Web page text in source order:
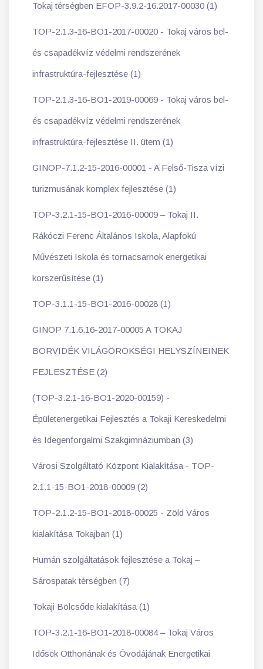
Tokaj térségben EFOP-3.9.2-16.2017-00030 (1)
TOP-2.1.3-16-BO1-2017-00020 - Tokaj város bel-
és csapadékvíz védelmi rendszerének
infrastruktúra-fejlesztése (1)
TOP-2.1.3-16-BO1-2019-00069 - Tokaj város bel-
és csapadékvíz védelmi rendszerének
infrastruktúra-fejlesztése II. ütem (1)
GINOP-7.1.2-15-2016-00001 - A Felső-Tisza vízi
turizmusának komplex fejlesztése (1)
TOP-3.2.1-15-BO1-2016-00009 – Tokaj II.
Rákóczi Ferenc Általános Iskola, Alapfokú
Művészeti Iskola és tornacsarnok energetikai
korszerűsítése (1)
TOP-3.1.1-15-BO1-2016-00028 (1)
GINOP 7.1.6.16-2017-00005 A TOKAJ
BORVIDÉK VILÁGÖRÖKSÉGI HELYSZÍNEINEK
FEJLESZTÉSE (2)
(TOP-3.2.1-16-BO1-2020-00159) -
Épületenergetikai Fejlesztés a Tokaji Kereskedelmi
és Idegenforgalmi Szakgimnáziumban (3)
Városi Szolgáltató Központ Kialakítása - TOP-
2.1.1-15-BO1-2018-00009 (2)
TOP-2.1.2-15-BO1-2018-00025 - Zöld Város
kialakítása Tokajban (1)
Humán szolgáltatások fejlesztése a Tokaj –
Sárospatak térségben (7)
Tokaji Bölcsőde kialakítása (1)
TOP-3.2.1-16-BO1-2018-00084 – Tokaj Város
Idősek Otthonának és Óvodájának Energetikai